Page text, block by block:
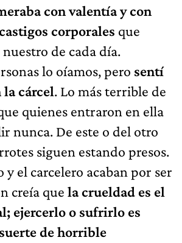
con valentía y con
corporales que
de cada día.
lo oíamos, pero sentí
la cárcel. Lo más terrible de
quienes entraron en ella
nunca. De este o del otro
siguen estando presos.
y el carcelero acaban por ser
creía que la crueldad es el
ejercerlo o sufrirlo es
de horrible